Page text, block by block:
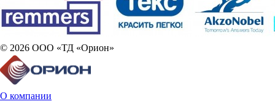
© 2026 ООО «ТД «Орион»
О компании